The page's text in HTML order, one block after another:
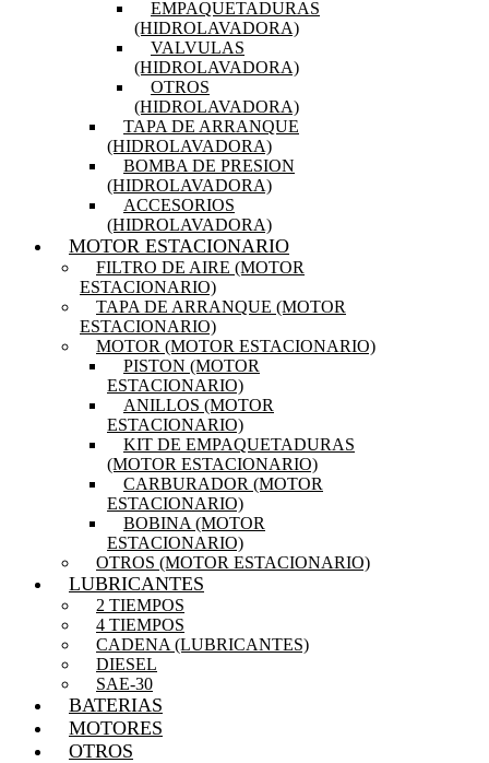
EMPAQUETADURAS
(HIDROLAVADORA)
VALVULAS
(HIDROLAVADORA)
OTROS
(HIDROLAVADORA)
TAPA DE ARRANQUE
(HIDROLAVADORA)
BOMBA DE PRESION
(HIDROLAVADORA)
ACCESORIOS
(HIDROLAVADORA)
MOTOR ESTACIONARIO
FILTRO DE AIRE (MOTOR
ESTACIONARIO)
TAPA DE ARRANQUE (MOTOR
ESTACIONARIO)
MOTOR (MOTOR ESTACIONARIO)
PISTON (MOTOR
ESTACIONARIO)
ANILLOS (MOTOR
ESTACIONARIO)
KIT DE EMPAQUETADURAS
(MOTOR ESTACIONARIO)
CARBURADOR (MOTOR
ESTACIONARIO)
BOBINA (MOTOR
ESTACIONARIO)
OTROS (MOTOR ESTACIONARIO)
LUBRICANTES
2 TIEMPOS
4 TIEMPOS
CADENA (LUBRICANTES)
DIESEL
SAE-30
BATERIAS
MOTORES
OTROS